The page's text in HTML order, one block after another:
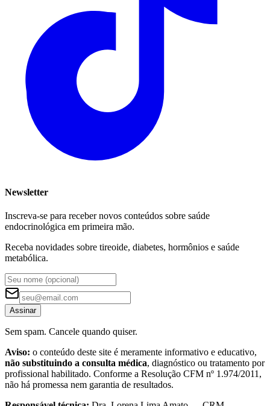
Newsletter
Inscreva-se para receber novos conteúdos sobre saúde
endocrinológica em primeira mão.
Receba novidades sobre tireoide, diabetes, hormônios e saúde
metabólica.
Assinar
Sem spam. Cancele quando quiser.
Aviso: o conteúdo deste site é meramente informativo e educativo,
não substituindo a consulta médica, diagnóstico ou tratamento por
profissional habilitado. Conforme a Resolução CFM nº 1.974/2011,
não há promessa nem garantia de resultados.